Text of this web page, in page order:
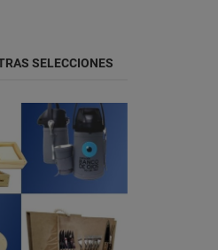
SELECCIONES